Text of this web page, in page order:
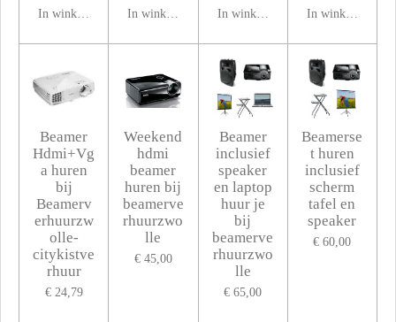
In winkelwagen In winkelwagen In winkelwagen In winkelwagen
Beamer
Hdmi+Vg
a huren
bij
Beamerv
erhuurzw
olle-
citykistve
rhuur
€ 24,79
Weekend
hdmi
beamer
huren bij
beamerve
rhuurzwo
lle
€ 45,00
Beamer
inclusief
speaker
en laptop
huur je
bij
beamerve
rhuurzwo
lle
€ 65,00
Beamerse
t huren
inclusief
scherm
tafel en
speaker
€ 60,00